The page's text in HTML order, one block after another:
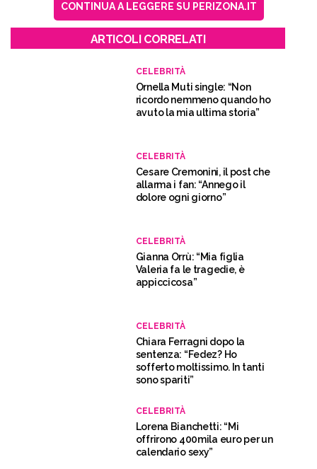
CONTINUA A LEGGERE SU PERIZONA.IT
ARTICOLI CORRELATI
CELEBRITÀ
Ornella Muti single: “Non
ricordo nemmeno quando ho
avuto la mia ultima storia”
CELEBRITÀ
Cesare Cremonini, il post che
allarma i fan: “Annego il
dolore ogni giorno”
CELEBRITÀ
Gianna Orrù: “Mia figlia
Valeria fa le tragedie, è
appiccicosa”
CELEBRITÀ
Chiara Ferragni dopo la
sentenza: “Fedez? Ho
sofferto moltissimo. In tanti
sono spariti”
CELEBRITÀ
Lorena Bianchetti: “Mi
offrirono 400mila euro per un
calendario sexy”